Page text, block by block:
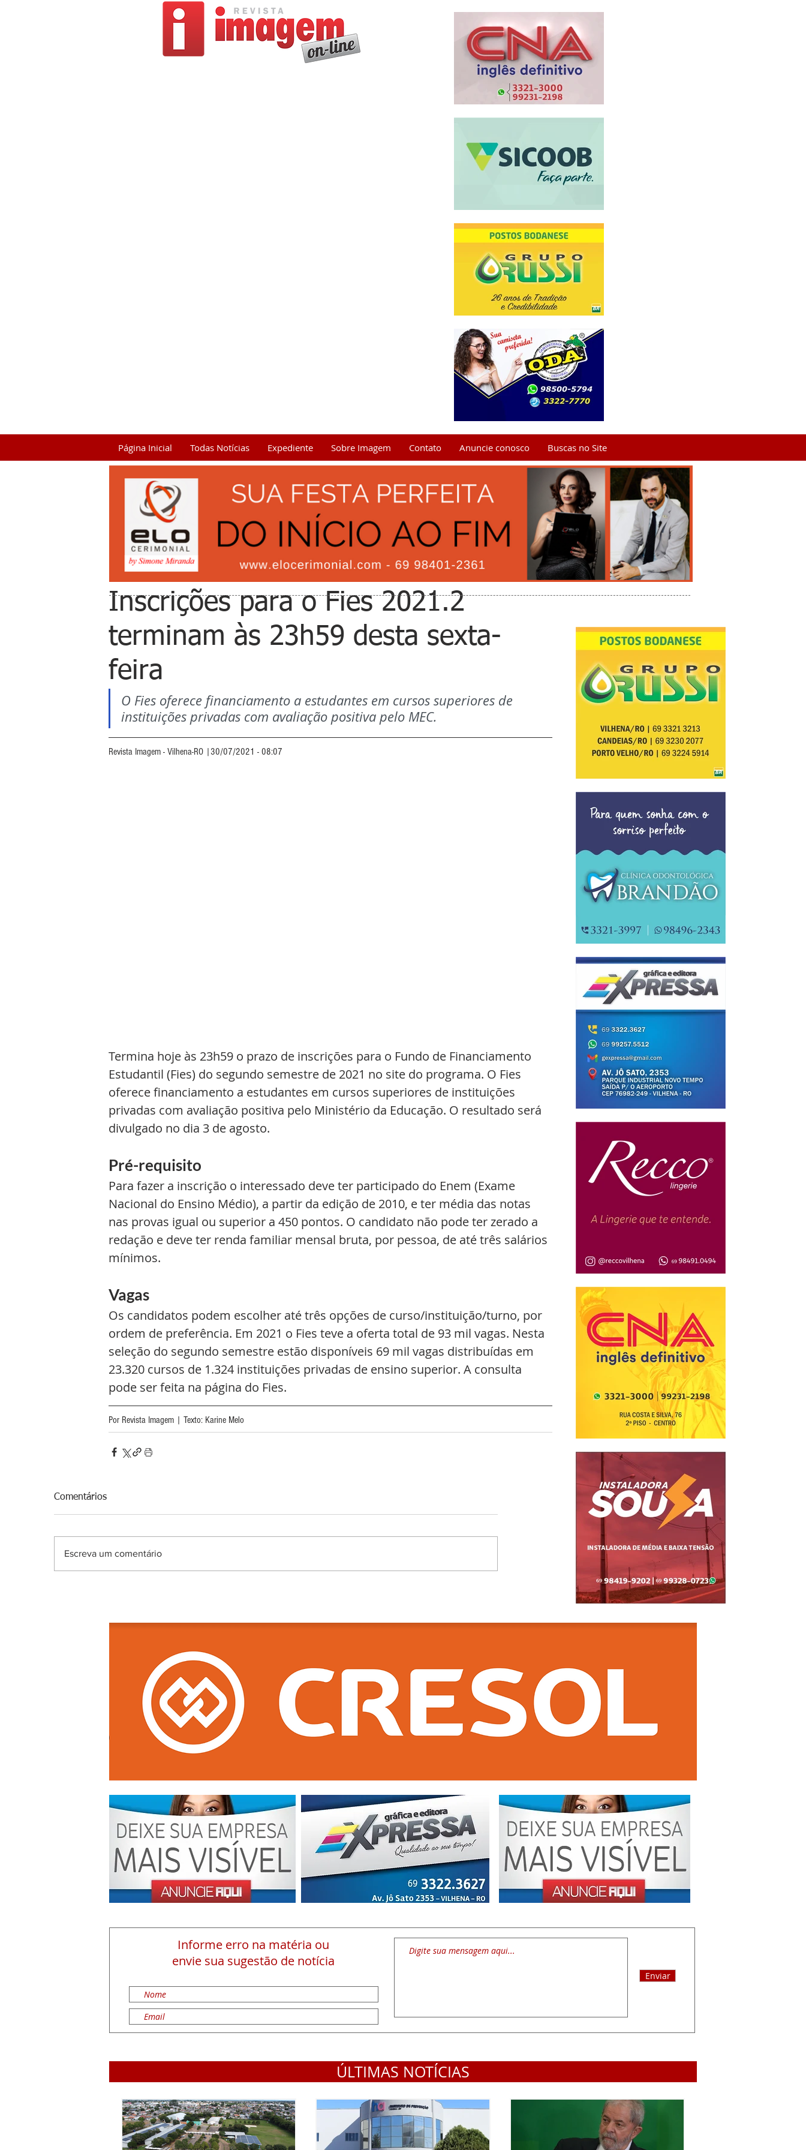
Página Inicial Todas Notícias Expediente Sobre Imagem Contato Anuncie conosco Buscas no Site
Inscrições para o Fies 2021.2
terminam às 23h59 desta sexta-
feira
O Fies oferece financiamento a estudantes em cursos superiores de
instituições privadas com avaliação positiva pelo MEC.
Revista Imagem - Vilhena-RO |30/07/2021 - 08:07
Termina hoje às 23h59 o prazo de inscrições para o Fundo de Financiamento
Estudantil (Fies) do segundo semestre de 2021 no site do programa. O Fies
oferece financiamento a estudantes em cursos superiores de instituições
privadas com avaliação positiva pelo Ministério da Educação. O resultado será
divulgado no dia 3 de agosto.
Pré-requisito
Para fazer a inscrição o interessado deve ter participado do Enem (Exame
Nacional do Ensino Médio), a partir da edição de 2010, e ter média das notas
nas provas igual ou superior a 450 pontos. O candidato não pode ter zerado a
redação e deve ter renda familiar mensal bruta, por pessoa, de até três salários
mínimos.
Vagas
Os candidatos podem escolher até três opções de curso/instituição/turno, por
ordem de preferência. Em 2021 o Fies teve a oferta total de 93 mil vagas. Nesta
seleção do segundo semestre estão disponíveis 69 mil vagas distribuídas em
23.320 cursos de 1.324 instituições privadas de ensino superior. A consulta
pode ser feita na página do Fies.
Por Revista Imagem | Texto: Karine Melo
Comentários
Escreva um comentário
Informe erro na matéria ou
envie sua sugestão de notícia
Enviar
ÚLTIMAS NOTÍCIAS